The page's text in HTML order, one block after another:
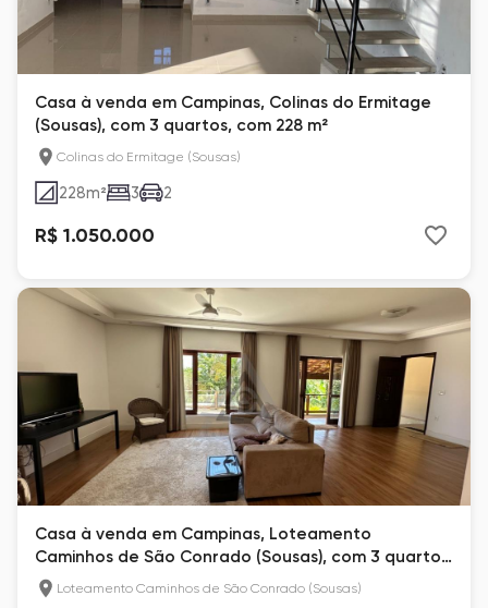
Casa à venda em Campinas, Colinas do Ermitage
(Sousas), com 3 quartos, com 228 m²
Colinas do Ermitage (Sousas)
228m² 3 2
R$ 1.050.000
Casa à venda em Campinas, Loteamento
Caminhos de São Conrado (Sousas), com 3 quartos,
com 220 m²
Loteamento Caminhos de São Conrado (Sousas)